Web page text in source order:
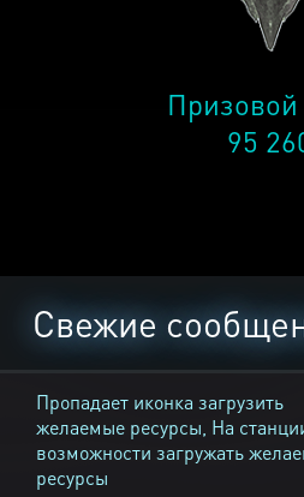
95
Свежие
Пропадает иконка загрузить
желаемые ресурсы, На
возможности загружать
ресурсы